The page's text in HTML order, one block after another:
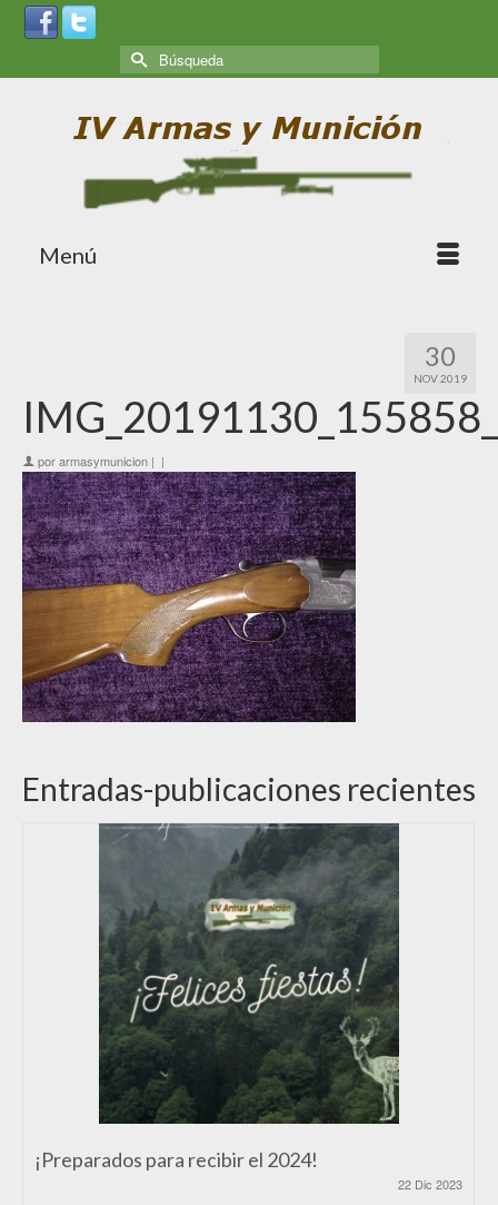
Menú
30
NOV 2019
porarmasymunicion | |
Entradas-publicaciones recientes
¡Preparados para recibir el 2024!
22 Dic 2023